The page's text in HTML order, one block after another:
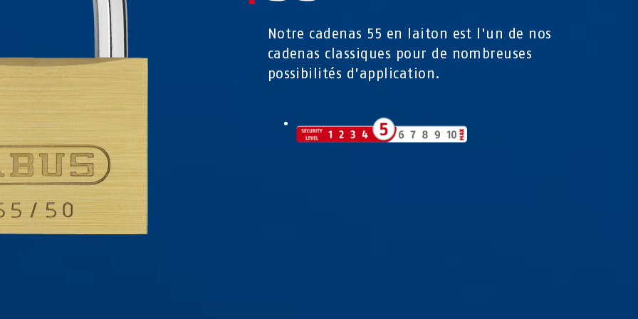
Notre cadenas 55 en laiton est l'un de nos
cadenas classiques pour de nombreuses
possibilités d’application.